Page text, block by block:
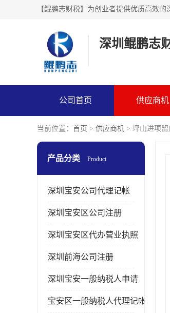
【鲲鹏志财税】为创业者提供优质高效
深圳鲲鹏志
公司首页 供应商机
当前位置： 首页 > 供应商机 > 坪山进项
产品分类 Product
深圳宝安公司代理记帐
深圳宝安区公司注册
深圳宝安区代办营业执照
深圳前海公司注册
深圳宝安一般纳税人申请
宝安区一般纳税人代理记帐